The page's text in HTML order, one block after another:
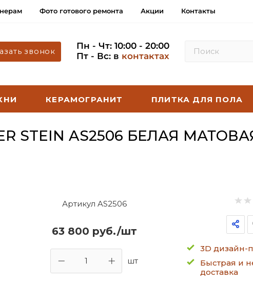
Фото готового ремонта Акции Контакты
звонок
Пн - Чт: 10:00 - 20:00
Пт - Вс: в контактах
КЕРАМОГРАНИТ ПЛИТКА ДЛЯ ПОЛА
AS2506 БЕЛАЯ
Артикул AS2506
63 800 руб./шт
шт
3D дизайн-
Быстрая и
доставка